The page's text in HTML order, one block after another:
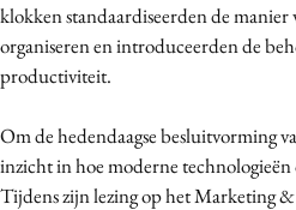
Media
Merkstrategie
PR
Programmatic
Purpose Marketing
Reputatie & crisis
klokken standaardiseerden de manier
organiseren en introduceerden de
productiviteit.
Om de hedendaagse besluitvorming
inzicht in hoe moderne technologieën
Tijdens zijn lezing op het Marketing